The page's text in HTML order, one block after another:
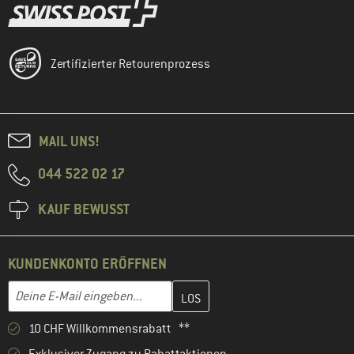
Zertifizierter Retourenprozess
MAIL UNS!
044 522 02 17
KAUF BEWUSST
KUNDENKONTO ERÖFFNEN
E-Mail-Adresse
Gib hier deine E-Mail-Adresse ein und erstelle im nächsten
10 CHF Willkommensrabatt **